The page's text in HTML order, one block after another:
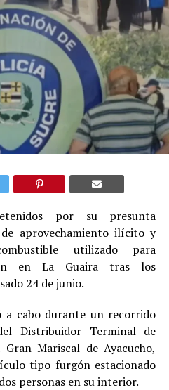
por su presunta
aprovechamiento ilícito y
utilizado para
en La Guaira tras los
24 de junio.
a cabo durante un recorrido
Distribuidor Terminal de
Mariscal de Ayacucho,
tipo furgón estacionado
personas en su interior.